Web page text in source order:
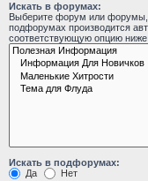
Искать в форумах:
Выберите форум или форумы,
подфорумах производится
соответствующую опцию ниже.
Искать в подфорумах:
Да
Нет